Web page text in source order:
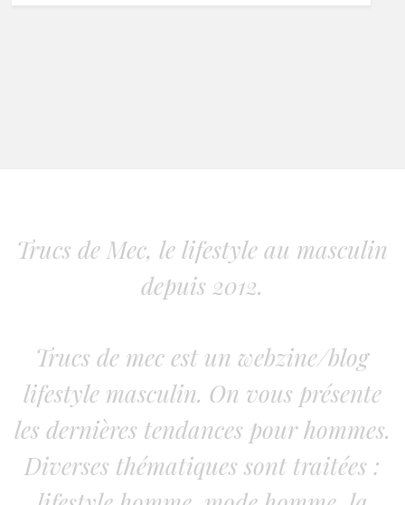
Trucs de Mec, le lifestyle au masculin
depuis 2012.
Trucs de mec est un webzine/blog
lifestyle masculin. On vous présente
les dernières tendances pour hommes.
Diverses thématiques sont traitées :